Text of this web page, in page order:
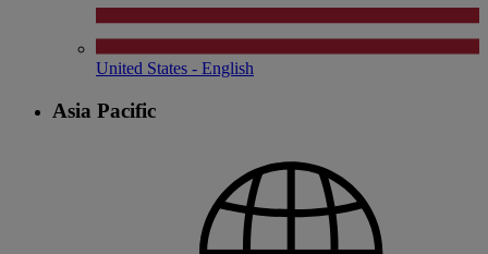
United States - English
Asia Pacific